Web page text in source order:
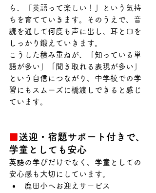
ら、「英語って楽しい！」という気持
ちを育てていきます。そのうえで、音
読を通して何度も声に出し、耳と口を
しっかり鍛えていきます。
こうした積み重ねが、「知っている単
語が多い」「聞き取れる表現が多い」
という自信につながり、中学校での学
習にもスムーズに橋渡しできると感じ
ています。
送迎・宿題サポート付きで、
学童としても安心
英語の学びだけでなく、学童としての
安心感も大切にしています。
鹿田小へお迎えサービス